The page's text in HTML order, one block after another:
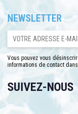
NEWSLETTER
Vous pouvez vous
informations de contact
SUIVEZ-NOUS